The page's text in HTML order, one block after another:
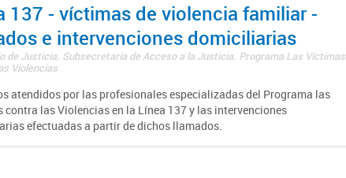
137 - víctimas de violencia familiar -
e intervenciones domiciliarias
de Justicia. Subsecretaría de Acceso a la Justicia. Programa Las Víctimas
Violencias
atendidos por las profesionales especializadas del Programa las
contra las Violencias en la Línea 137 y las intervenciones
efectuadas a partir de dichos llamados.